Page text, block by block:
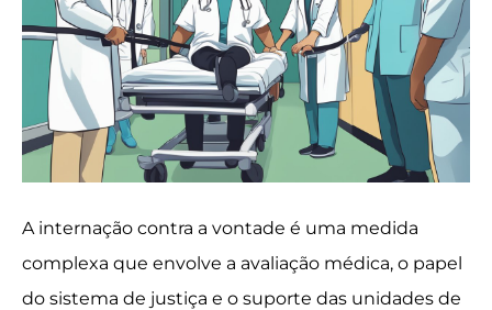
A internação contra a vontade é uma medida
complexa que envolve a avaliação médica, o papel
do sistema de justiça e o suporte das unidades de